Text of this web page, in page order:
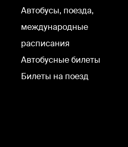
Автобусы, поезда,
международные
расписания
Автобусные билеты
Билеты на поезд